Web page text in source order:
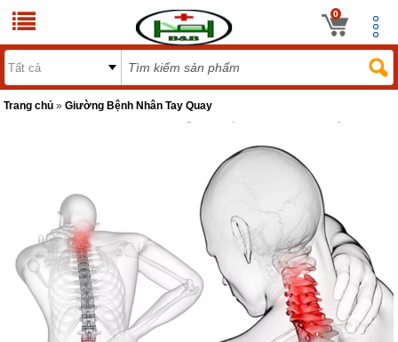
0
Trang chủ »Giường Bệnh Nhân Tay Quay